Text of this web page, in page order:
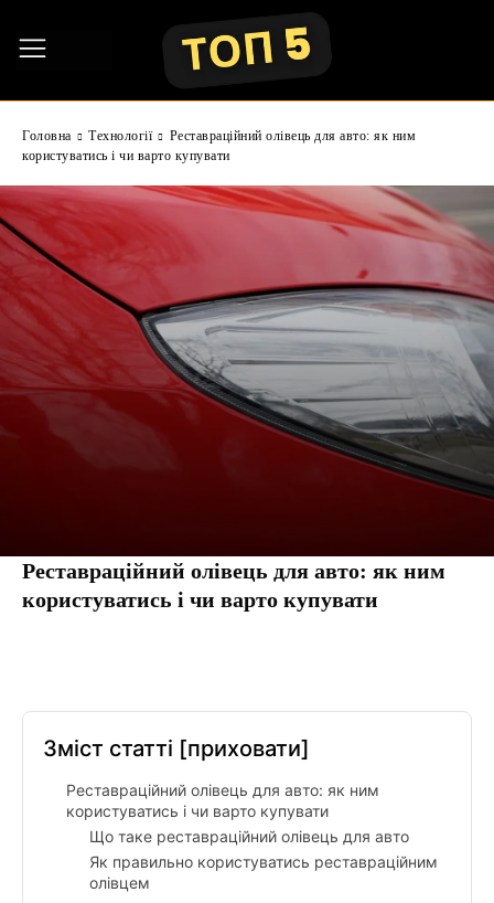
Головна Технології
Реставраційний олівець для авто: як ним
користуватись і чи варто купувати
Реставраційний олівець для авто: як ним
користуватись і чи варто купувати
Зміст статті [приховати]
Реставраційний олівець для авто: як ним
користуватись і чи варто купувати
Що таке реставраційний олівець для авто
Як правильно користуватись реставраційним
олівцем